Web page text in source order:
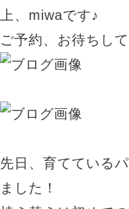
上、miwaです♪
ご予約、お待ちして
先日、育てている
ました！